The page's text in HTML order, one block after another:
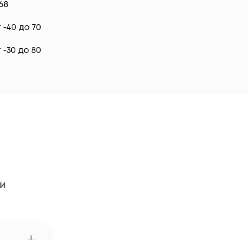
-40 до 70
-30 до 80